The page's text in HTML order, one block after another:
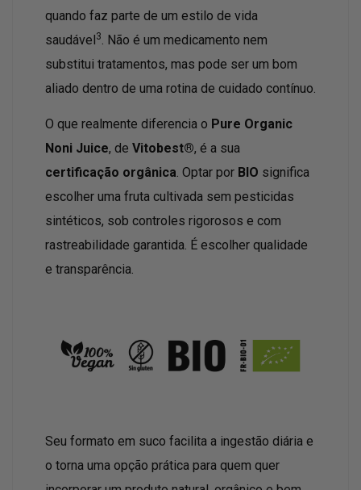
quando faz parte de um estilo de vida
saudável3. Não é um medicamento nem
substitui tratamentos, mas pode ser um bom
aliado dentro de uma rotina de cuidado contínuo.
O que realmente diferencia o Pure Organic
Noni Juice, de Vitobest®, é a sua
certificação orgânica. Optar por BIO significa
escolher uma fruta cultivada sem pesticidas
sintéticos, sob controles rigorosos e com
rastreabilidade garantida. É escolher qualidade
e transparência.
Seu formato em suco facilita a ingestão diária e
o torna uma opção prática para quem quer